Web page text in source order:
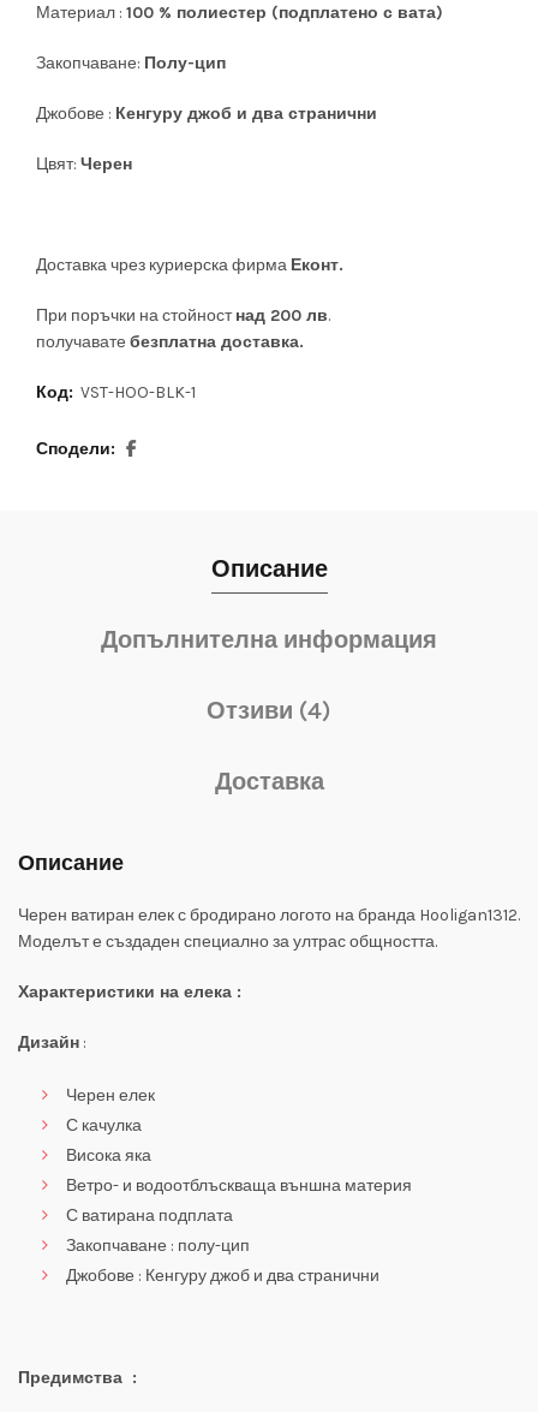
Материал : 100 % полиестер (подплатено с вата)
Закопчаване: Полу-цип
Джобове : Кенгуру джоб и два странични
Цвят: Черен
Доставка чрез куриерска фирма Еконт.
При поръчки на стойностнад 200 лв.
получавате безплатна доставка.
Код: VST-HOO-BLK-1
Сподели
Описание
Допълнителна информация
Отзиви (4)
Доставка
Описание
Черен ватиран елек с бродирано логото на бранда Hooligan1312.
Моделът е създаден специално за ултрас общността.
Характеристики на елека :
Дизайн :
Черен елек
С качулка
Висока яка
Ветро- и водоотблъскваща външна материя
С ватирана подплата
Закопчаване : полу-цип
Джобове : Кенгуру джоб и два странични
Предимства :